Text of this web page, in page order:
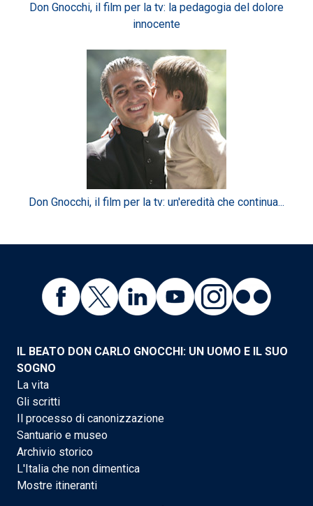
Don Gnocchi, il film per la tv: la pedagogia del dolore
innocente
Don Gnocchi, il film per la tv: un'eredità che continua...
IL BEATO DON CARLO GNOCCHI: UN UOMO E IL SUO
SOGNO
La vita
Gli scritti
Il processo di canonizzazione
Santuario e museo
Archivio storico
L'Italia che non dimentica
Mostre itineranti